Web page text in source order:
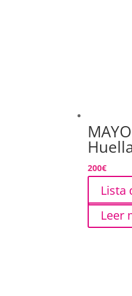
200€
Lista
Leer